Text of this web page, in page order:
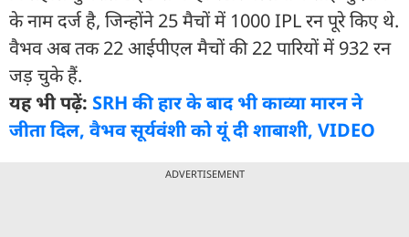
के नाम दर्ज है, जिन्होंने 25 मैचों में 1000 IPL रन पूरे किए थे.
वैभव अब तक 22 आईपीएल मैचों की 22 पार‍ियों में 932 रन
जड़ चुके हैं.
यह भी पढ़ें: SRH की हार के बाद भी काव्या मारन ने
जीता दिल, वैभव सूर्यवंशी को यूं दी शाबाशी, VIDEO
ADVERTISEMENT